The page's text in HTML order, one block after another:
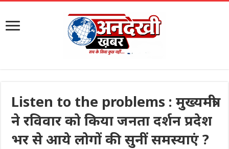
Listen to the problems : मुख्यमंत्री
ने रविवार को किया जनता दर्शन प्रदेश
भर से आये लोगों की सुनीं समस्याएं ?